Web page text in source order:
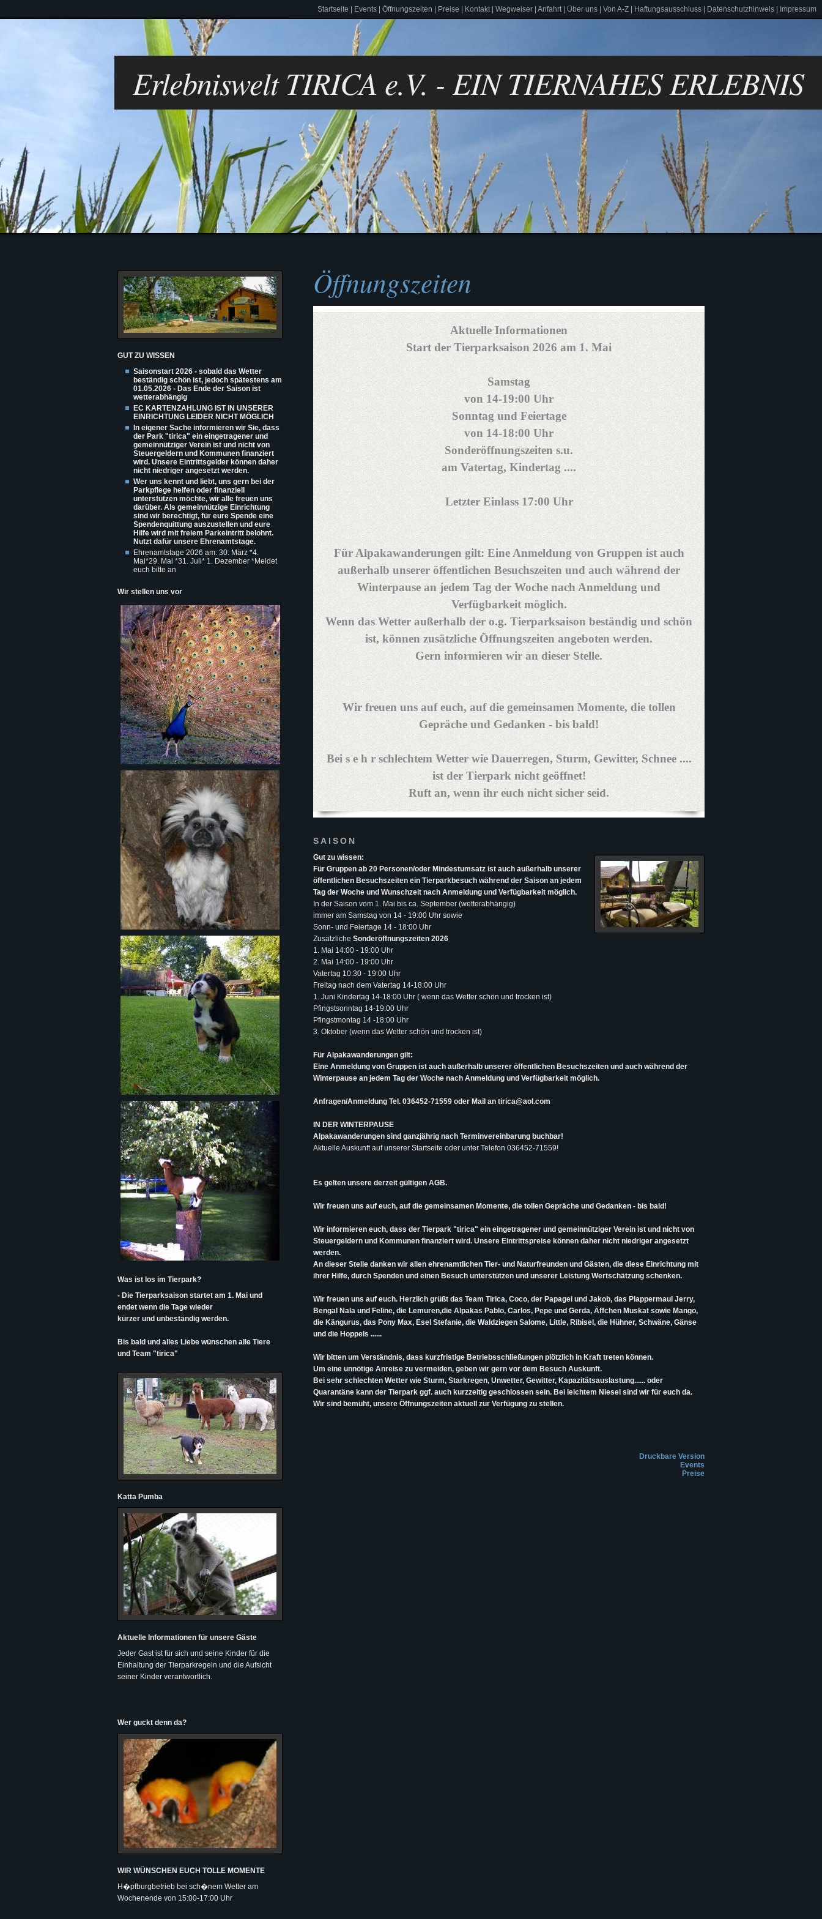
Startseite Events Öffnungszeiten Preise Kontakt| Wegweiser Anfahrt| Über uns Von A-Z Haftungsausschluss Datenschutzhinweis Impressum
Erlebniswelt TIRICA e.V. - EIN TIERNAHES ERLEBNIS
GUT ZU WISSEN
Saisonstart 2026 - sobald das Wetter
beständig schön ist, jedoch spätestens am
01.05.2026 - Das Ende der Saison ist
wetterabhängig
EC KARTENZAHLUNG IST IN UNSERER
EINRICHTUNG LEIDER NICHT MÖGLICH
In eigener Sache informieren wir Sie, dass
der Park "tirica" ein eingetragener und
gemeinnütziger Verein ist und nicht von
Steuergeldern und Kommunen finanziert
wird. Unsere Eintrittsgelder können daher
nicht niedriger angesetzt werden.
Wer uns kennt und liebt, uns gern bei der
Parkpflege helfen oder finanziell
unterstützen möchte, wir alle freuen uns
darüber. Als gemeinnützige Einrichtung
sind wir berechtigt, für eure Spende eine
Spendenquittung auszustellen und eure
Hilfe wird mit freiem Parkeintritt belohnt.
Nutzt dafür unsere Ehrenamtstage.
Ehrenamtstage 2026 am: 30. März *4.
Mai*29. Mai *31. Juli* 1. Dezember *Meldet
euch bitte an
Wir stellen uns vor
Was ist los im Tierpark?
- Die Tierparksaison startet am 1. Mai und
endet wenn die Tage wieder
kürzer und unbeständig werden.
Bis bald und alles Liebe wünschen alle Tiere
und Team "tirica"
Katta Pumba
Aktuelle Informationen für unsere Gäste
Jeder Gast ist für sich und seine Kinder für die
Einhaltung der Tierparkregeln und die Aufsicht
seiner Kinder verantwortlich.
Wer guckt denn da?
WIR WÜNSCHEN EUCH TOLLE MOMENTE
H�pfburgbetrieb bei sch�nem Wetter am
Wochenende von 15:00-17:00 Uhr
Öffnungszeiten
Aktuelle Informationen
Start der Tierparksaison 2026 am 1. Mai
Samstag
von 14-19:00 Uhr
Sonntag und Feiertage
von 14-18:00 Uhr
Sonderöffnungszeiten s.u.
am Vatertag, Kindertag ....
Letzter Einlass 17:00 Uhr
Für Alpakawanderungen gilt: Eine Anmeldung von Gruppen ist auch
außerhalb unserer öffentlichen Besuchszeiten und auch während der
Winterpause an jedem Tag der Woche nach Anmeldung und
Verfügbarkeit möglich.
Wenn das Wetter außerhalb der o.g. Tierparksaison beständig und schön
ist, können zusätzliche Öffnungszeiten angeboten werden.
Gern informieren wir an dieser Stelle.
Wir freuen uns auf euch, auf die gemeinsamen Momente, die tollen
Gepräche und Gedanken - bis bald!
Bei s e h r schlechtem Wetter wie Dauerregen, Sturm, Gewitter, Schnee ....
ist der Tierpark nicht geöffnet!
Ruft an, wenn ihr euch nicht sicher seid.
SAISON
Gut zu wissen:
Für Gruppen ab 20 Personen/oder Mindestumsatz ist auch außerhalb unserer
öffentlichen Besuchszeiten ein Tierparkbesuch während der Saison an jedem
Tag der Woche und Wunschzeit nach Anmeldung und Verfügbarkeit möglich.
In der Saison vom 1. Mai bis ca. September (wetterabhängig)
immer am Samstag von 14 - 19:00 Uhr sowie
Sonn- und Feiertage 14 - 18:00 Uhr
Zusätzliche Sonderöffnungszeiten 2026
1. Mai 14:00 - 19:00 Uhr
2. Mai 14:00 - 19:00 Uhr
Vatertag 10:30 - 19:00 Uhr
Freitag nach dem Vatertag 14-18:00 Uhr
1. Juni Kindertag 14-18:00 Uhr ( wenn das Wetter schön und trocken ist)
Pfingstsonntag 14-19:00 Uhr
Pfingstmontag 14 -18:00 Uhr
3. Oktober (wenn das Wetter schön und trocken ist)
Für Alpakawanderungen gilt:
Eine Anmeldung von Gruppen ist auch außerhalb unserer öffentlichen Besuchszeiten und auch während der
Winterpause an jedem Tag der Woche nach Anmeldung und Verfügbarkeit möglich.
Anfragen/Anmeldung Tel. 036452-71559 oder Mail an tirica@aol.com
IN DER WINTERPAUSE
Alpakawanderungen sind ganzjährig nach Terminvereinbarung buchbar!
Aktuelle Auskunft auf unserer Startseite oder unter Telefon 036452-71559!
Es gelten unsere derzeit gültigen AGB.
Wir freuen uns auf euch, auf die gemeinsamen Momente, die tollen Gepräche und Gedanken - bis bald!
Wir informieren euch, dass der Tierpark "tirica" ein eingetragener und gemeinnütziger Verein ist und nicht von
Steuergeldern und Kommunen finanziert wird. Unsere Eintrittspreise können daher nicht niedriger angesetzt
werden.
An dieser Stelle danken wir allen ehrenamtlichen Tier- und Naturfreunden und Gästen, die diese Einrichtung mit
ihrer Hilfe, durch Spenden und einen Besuch unterstützen und unserer Leistung Wertschätzung schenken.
Wir freuen uns auf euch. Herzlich grüßt das Team Tirica, Coco, der Papagei und Jakob, das Plappermaul Jerry,
Bengal Nala und Feline, die Lemuren,die Alpakas Pablo, Carlos, Pepe und Gerda, Äffchen Muskat sowie Mango,
die Kängurus, das Pony Max, Esel Stefanie, die Waldziegen Salome, Little, Ribisel, die Hühner, Schwäne, Gänse
und die Hoppels ......
Wir bitten um Verständnis, dass kurzfristige Betriebsschließungen plötzlich in Kraft treten können.
Um eine unnötige Anreise zu vermeiden, geben wir gern vor dem Besuch Auskunft.
Bei sehr schlechten Wetter wie Sturm, Starkregen, Unwetter, Gewitter, Kapazitätsauslastung...... oder
Quarantäne kann der Tierpark ggf. auch kurzzeitig geschlossen sein. Bei leichtem Niesel sind wir für euch da.
Wir sind bemüht, unsere Öffnungszeiten aktuell zur Verfügung zu stellen.
Druckbare Version
Events
Preise